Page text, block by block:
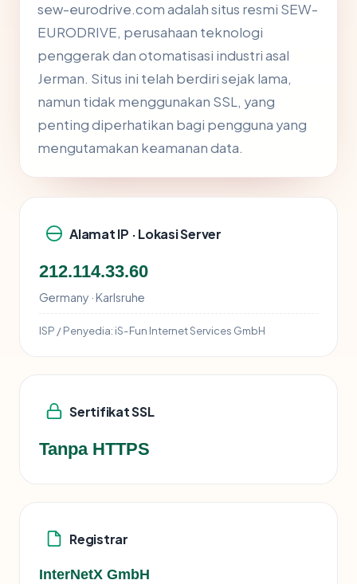
sew-eurodrive.com adalah situs resmi SEW-
EURODRIVE, perusahaan teknologi
penggerak dan otomatisasi industri asal
Jerman. Situs ini telah berdiri sejak lama,
namun tidak menggunakan SSL, yang
penting diperhatikan bagi pengguna yang
mengutamakan keamanan data.
Alamat IP · Lokasi Server
212.114.33.60
Germany · Karlsruhe
ISP / Penyedia: iS-Fun Internet Services GmbH
Sertifikat SSL
Tanpa HTTPS
Registrar
InterNetX GmbH